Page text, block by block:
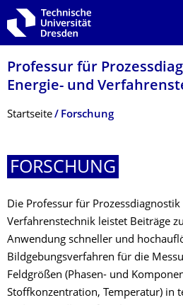
Zur Hauptnavigation springen
Zur Suche springen
Zum Inhalt springen
Professur für
Energie- und
Breadcrumb-Menü
Startseite Forschung
FORSCHUNG
Die Professur für
Verfahrenstechnik leistet Beiträge
Anwendung schneller und
Bildgebungsverfahren für die
Feldgrößen (Phasen- und
Stoffkonzentration, Temperatur) in